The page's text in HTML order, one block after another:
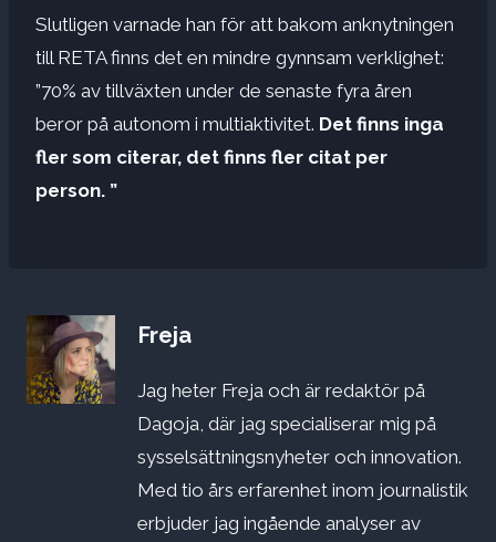
Slutligen varnade han för att bakom anknytningen
till RETA finns det en mindre gynnsam verklighet:
”70% av tillväxten under de senaste fyra åren
beror på autonom i multiaktivitet. Det finns inga
fler som citerar, det finns fler citat per
person. ”
Freja
Jag heter Freja och är redaktör på
Dagoja, där jag specialiserar mig på
sysselsättningsnyheter och innovation.
Med tio års erfarenhet inom journalistik
erbjuder jag ingående analyser av